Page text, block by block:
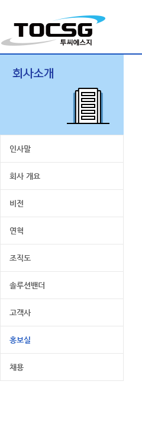
인사말
회사 개요
비전
연혁
조직도
솔루션밴더
고객사
홍보실
채용